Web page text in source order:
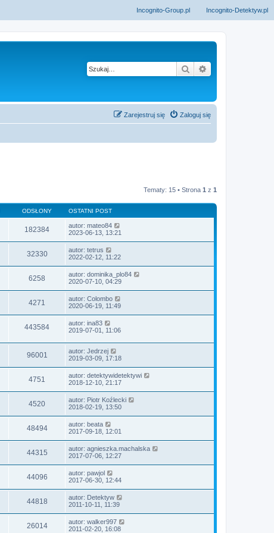
Incognito-Detektyw.pl
Incognito-Group.pl
Szukaj
Zaloguj się
Zarejestruj się
Tematy: 15 • Strona 1 z 1
ODSŁONY OSTATNI POST
182384 autor: mateo84
2023-06-13, 13:21
32330 autor: tetrus
2022-02-12, 11:22
6258 autor: dominika_plo84
2020-07-10, 04:29
4271 autor: Colombo
2020-06-19, 11:49
443584 autor: ina83
2019-07-01, 11:06
96001 autor: Jedrzej
2019-03-09, 17:18
4751 autor: detektywidetektywi
2018-12-10, 21:17
4520 autor: Piotr Koźlecki
2018-02-19, 13:50
48494 autor: beata
2017-09-18, 12:01
44315 autor: agnieszka.machalska
2017-07-06, 12:27
44096 autor: pawjol
2017-06-30, 12:44
44818 autor: Detektyw
2011-10-11, 11:39
26014 autor: walker997
2011-02-20, 16:08